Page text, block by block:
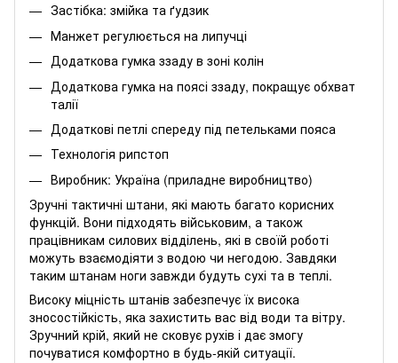
Застібка: змійка та ґудзик
Манжет регулюється на липучці
Додаткова гумка ззаду в зоні колін
Додаткова гумка на поясі ззаду, покращує обхват
талії
Додаткові петлі спереду під петельками пояса
Технологія рипстоп
Виробник: Україна (приладне виробництво)
Зручні тактичні штани, які мають багато корисних
функцій. Вони підходять військовим, а також
працівникам силових відділень, які в своїй роботі
можуть взаємодіяти з водою чи негодою. Завдяки
таким штанам ноги завжди будуть сухі та в теплі.
Високу міцність штанів забезпечує їх висока
зносостійкість, яка захистить вас від води та вітру.
Зручний крій, який не сковує рухів і дає змогу
почуватися комфортно в будь-якій ситуації.